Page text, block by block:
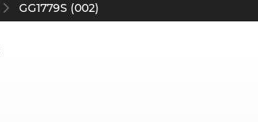
GG1779S (002)